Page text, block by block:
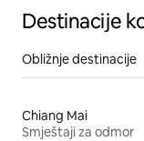
Destinacije
Obližnje destinacije
Chiang Mai
Smještaji za odmor